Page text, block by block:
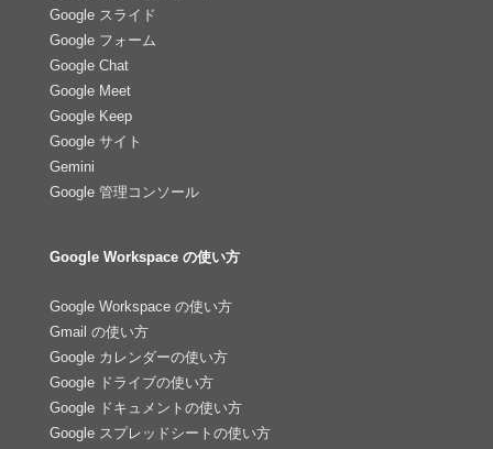
Google スライド
Google フォーム
Google Chat
Google Meet
Google Keep
Google サイト
Gemini
Google 管理コンソール
Google Workspace の使い方
Google Workspace の使い方
Gmail の使い方
Google カレンダーの使い方
Google ドライブの使い方
Google ドキュメントの使い方
Google スプレッドシートの使い方